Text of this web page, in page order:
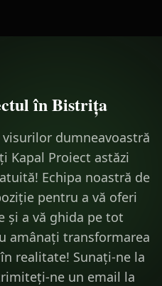
înBistrița
dumneavoastră
Kapal Proiect astăzi
Echipa noastră de
pentru a vă oferi
și a vă ghida pe tot
amânați transformarea
realitate! Sunați-ne la
ne un email la